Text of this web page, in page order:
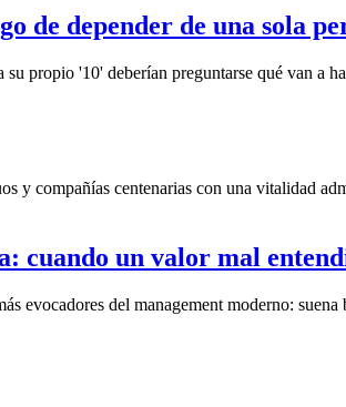
de depender de una sola
propio '10' deberían preguntarse qué van a
y compañías centenarias con una vitalidad
cuando un valor mal
evocadores del management moderno: